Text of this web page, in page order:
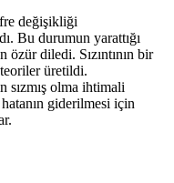
değişikliği
Bu durumun yarattığı
özür diledi. Sızıntının bir
teoriler üretildi.
sızmış olma ihtimali
hatanın giderilmesi için